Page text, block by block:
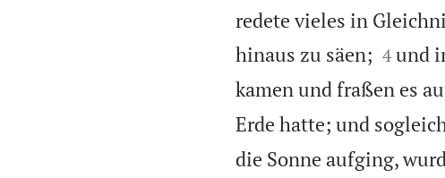
redete vieles in
hinaus zu säen;
4 und
kamen und fraßen es
Erde hatte; und
die Sonne aufging,